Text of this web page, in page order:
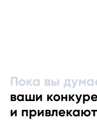
Пока вы
ваши
и